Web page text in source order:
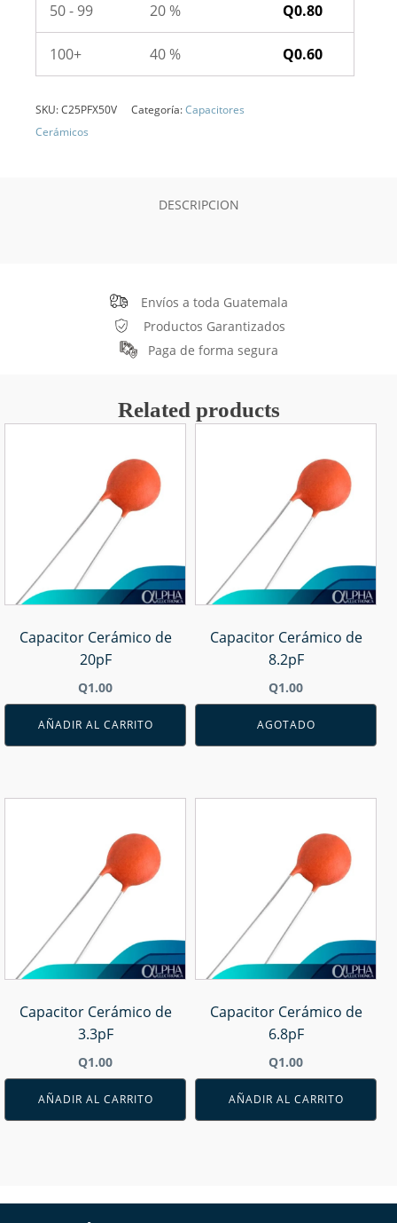
50 - 99 20 % Q0.80
100+ 40 % Q0.60
SKU:C25PFX50V Categoría:Capacitores
Cerámicos
DESCRIPCION
Envíos a toda Guatemala
Productos Garantizados
Paga de forma segura
Related products
Capacitor Cerámico de
20pF
Q1.00
AÑADIR AL CARRITO
Capacitor Cerámico de
8.2pF
Q1.00
AGOTADO
Capacitor Cerámico de
3.3pF
Q1.00
AÑADIR AL CARRITO
Capacitor Cerámico de
6.8pF
Q1.00
AÑADIR AL CARRITO